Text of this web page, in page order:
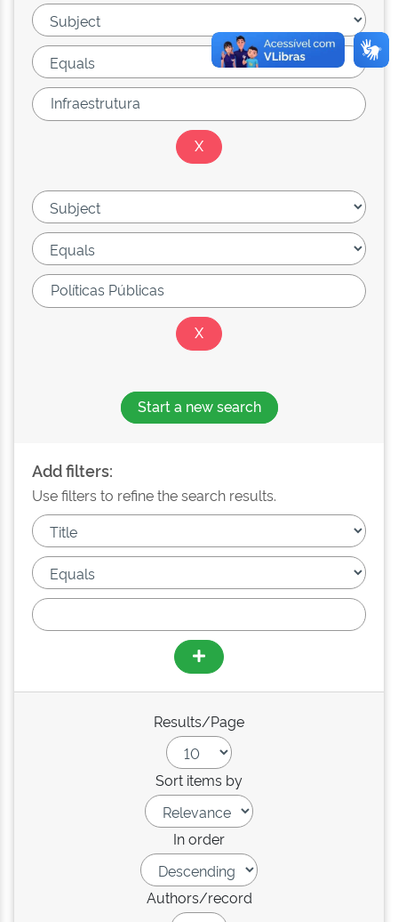
Start a new search
Add filters:
Use filters to refine the search results.
Results/Page
Sort items by
In order
Authors/record